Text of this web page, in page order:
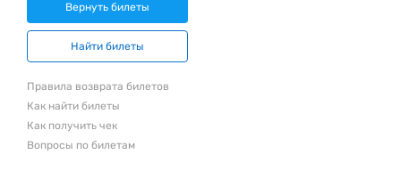
Вернуть билеты
Найти билеты
Правила возврата билетов
Как найти билеты
Как получить чек
Вопросы по билетам